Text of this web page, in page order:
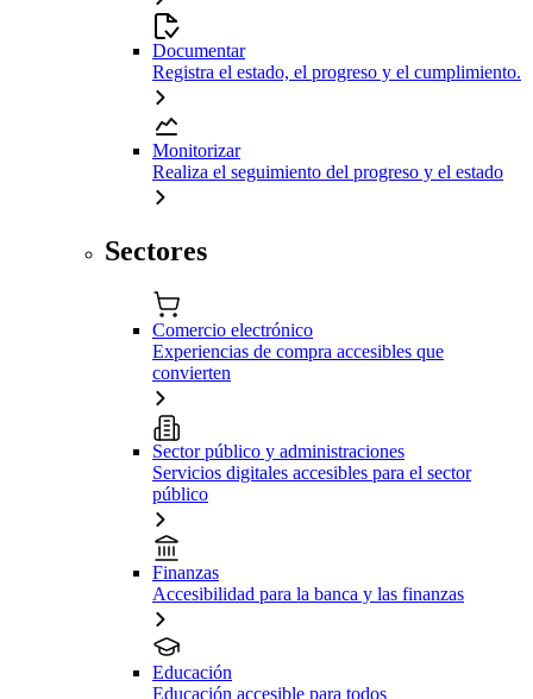
Documentar
Registra el estado, el progreso y el cumplimiento.
Monitorizar
Realiza el seguimiento del progreso y el estado
Sectores
Comercio electrónico
Experiencias de compra accesibles que
convierten
Sector público y administraciones
Servicios digitales accesibles para el sector
público
Finanzas
Accesibilidad para la banca y las finanzas
Educación
Educación accesible para todos